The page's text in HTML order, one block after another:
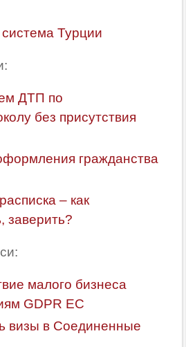
Турции
ДТП по
без присутствия
гражданства
– как
заверить?
малого бизнеса
GDPR ЕС
визы в Соединенные